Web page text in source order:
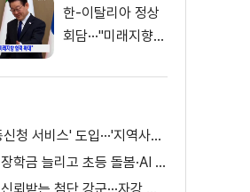
한-이탈리아 정상
회담···"미래지향
'혜택 자동신청 서비스' 도입···'지역사랑상품권' 발행 확대
지역대학 장학금 늘리고 초등 돌봄·AI 교육 확대